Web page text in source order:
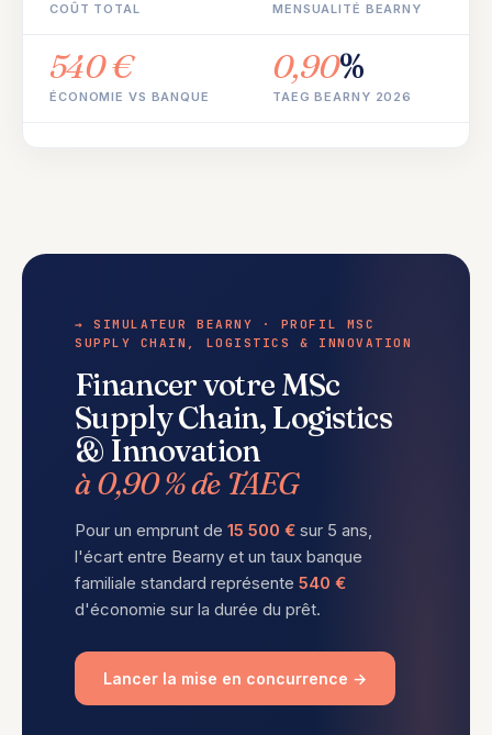
COÛT TOTAL MENSUALITÉ BEARNY
540 €
ÉCONOMIE VS BANQUE
0,90%
TAEG BEARNY 2026
→ SIMULATEUR BEARNY · PROFIL MSC
SUPPLY CHAIN, LOGISTICS & INNOVATION
Financer votre MSc
Supply Chain, Logistics
& Innovation
à 0,90 % de TAEG
Pour un emprunt de 15 500 € sur 5 ans,
l'écart entre Bearny et un taux banque
familiale standard représente 540 €
d'économie sur la durée du prêt.
Lancer la mise en concurrence →